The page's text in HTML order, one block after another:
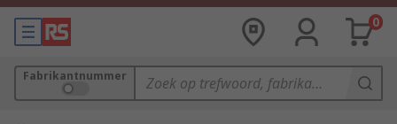
0
Fabrikantnummer